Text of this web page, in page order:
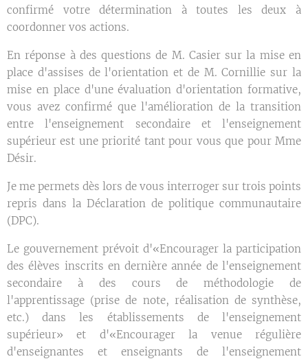
confirmé votre détermination à toutes les deux à
coordonner vos actions.
En réponse à des questions de M. Casier sur la mise en
place d'assises de l'orientation et de M. Cornillie sur la
mise en place d'une évaluation d'orientation formative,
vous avez confirmé que l'amélioration de la transition
entre l'enseignement secondaire et l'enseignement
supérieur est une priorité tant pour vous que pour Mme
Désir.
Je me permets dès lors de vous interroger sur trois points
repris dans la Déclaration de politique communautaire
(DPC).
Le gouvernement prévoit d'«Encourager la participation
des élèves inscrits en dernière année de l'enseignement
secondaire à des cours de méthodologie de
l'apprentissage (prise de note, réalisation de synthèse,
etc.) dans les établissements de l'enseignement
supérieur» et d'«Encourager la venue régulière
d'enseignantes et enseignants de l'enseignement